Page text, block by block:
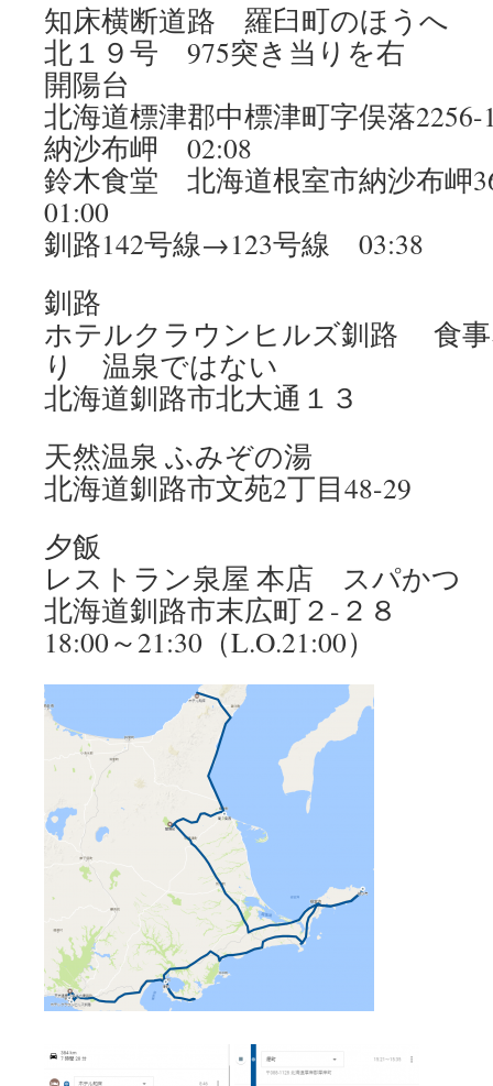
知床横断道路 羅臼町のほうへ
北１９号 975突き当りを右
開陽台
北海道標津郡中標津町字俣落
納沙布岬 02:08
鈴木食堂 北海道根室市納沙布
01:00
釧路142号線→123号線 03:38
釧路
ホテルクラウンヒルズ釧路 食
り 温泉ではない
北海道釧路市北大通１３
天然温泉 ふみぞの湯
北海道釧路市文苑2丁目48-29
夕飯
レストラン泉屋 本店 スパかつ
北海道釧路市末広町２-２８
18:00～21:30（L.O.21:00）